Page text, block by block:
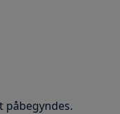
påbegyndes.